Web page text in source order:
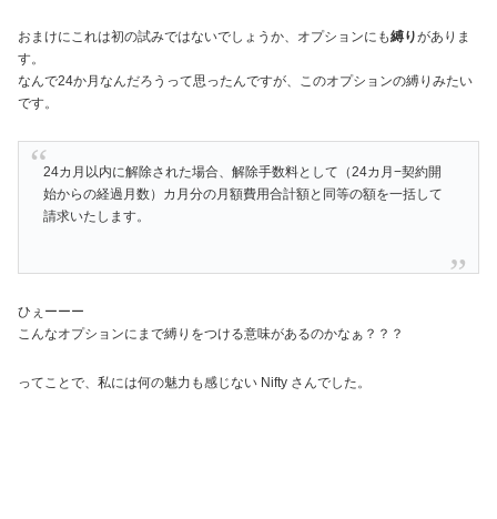
おまけにこれは初の試みではないでしょうか、オプションにも縛りがありま
す。
なんで24か月なんだろうって思ったんですが、このオプションの縛りみたい
です。
24カ月以内に解除された場合、解除手数料として（24カ月−契約開
始からの経過月数）カ月分の月額費用合計額と同等の額を一括して
請求いたします。
ひぇーーー
こんなオプションにまで縛りをつける意味があるのかなぁ？？？
ってことで、私には何の魅力も感じない Nifty さんでした。